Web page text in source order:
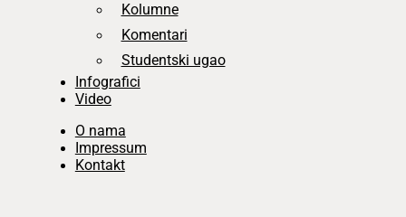
Kolumne
Komentari
Studentski ugao
Infografici
Video
O nama
Impressum
Kontakt